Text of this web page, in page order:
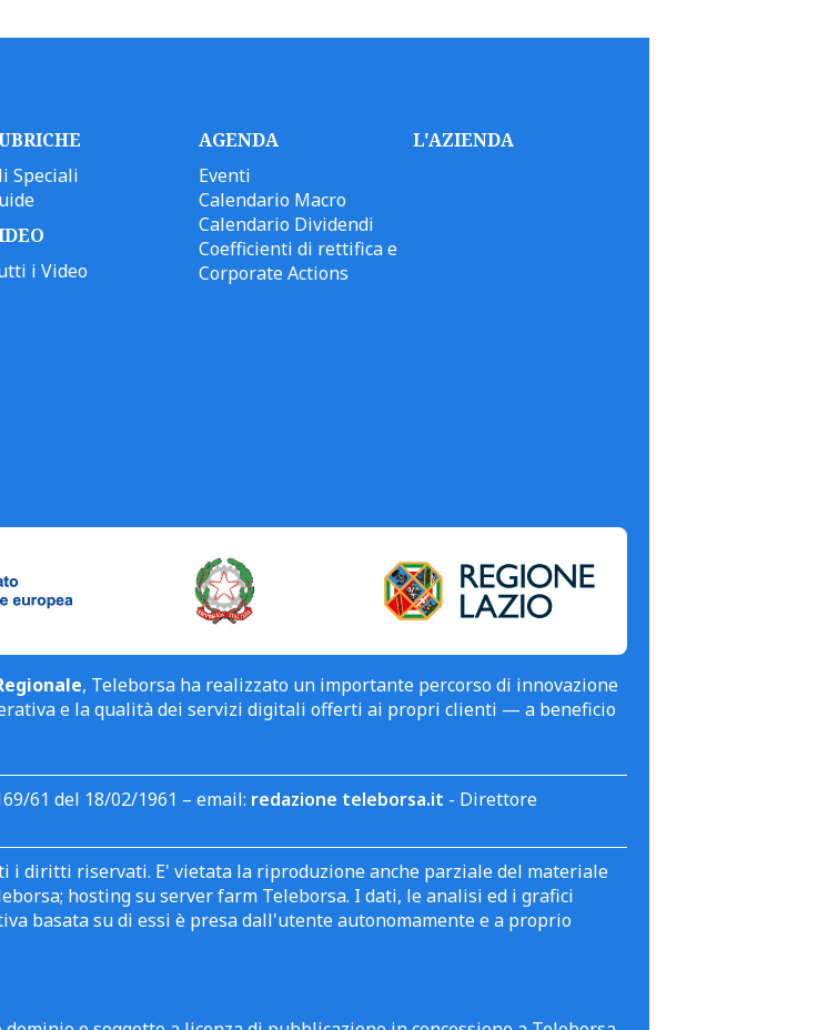
Speciali
i Video
AGENDA
Eventi
Calendario Macro
Calendario Dividendi
Coefficienti di rettifica e
Corporate Actions
L'AZIENDA
, Teleborsa ha realizzato un importante percorso di innovazione
e la qualità dei servizi digitali offerti ai propri clienti — a beneficio
61 del 18/02/1961 – email: redazione teleborsa.it - Direttore
i diritti riservati. E' vietata la riproduzione anche parziale del materiale
hosting su server farm Teleborsa. I dati, le analisi ed i grafici
basata su di essi è presa dall'utente autonomamente e a proprio